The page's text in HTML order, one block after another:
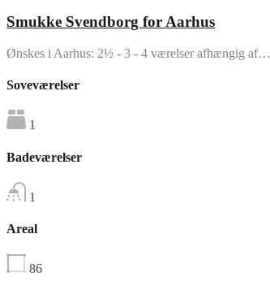
Smukke Svendborg for Aarhus
Ønskes i Aarhus: 2½ - 3 - 4 værelser afhængig af…
Soveværelser
1
Badeværelser
1
Areal
86